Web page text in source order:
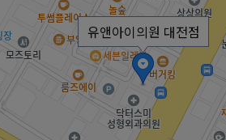
유앤아이의원 대전점